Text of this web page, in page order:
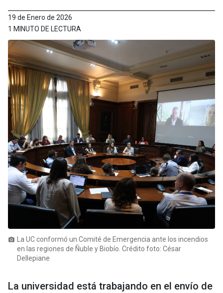
19 de Enero de 2026
1 MINUTO DE LECTURA
photo_camera La UC conformó un Comité de Emergencia ante los incendios
en las regiones de Ñuble y Biobío. Crédito foto: César
Dellepiane
La universidad está trabajando en el envío de